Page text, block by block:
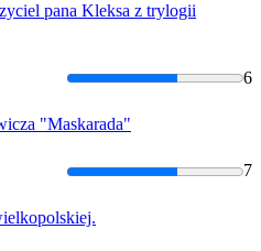
pana Kleksa z trylogii
6
"Maskarada"
7